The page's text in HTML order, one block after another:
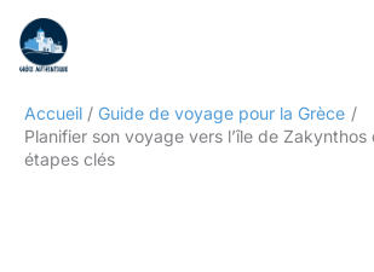
contenu
Accueil
Guide de voyage pour la Grèce
Planifier son voyage vers l’île de Zakynthos
étapes clés
Rechercher